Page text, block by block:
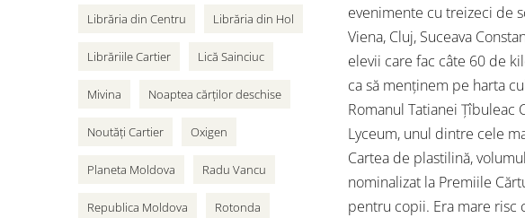
evenimente cu treizeci de
Viena, Cluj, Suceava
elevii care fac câte 60 de
ca să menținem pe harta
Romanul Tatianei
Lyceum, unul dintre cele
Cartea de plastilină,
nominalizat la Premiile
pentru copii. Era mare risc
Librăria din Centru Librăria din Hol
Librăriile Cartier Lică Sainciuc
Mivina Noaptea cărților deschise
Noutăți Cartier Oxigen
Planeta Moldova Radu Vancu
Republica Moldova Rotonda